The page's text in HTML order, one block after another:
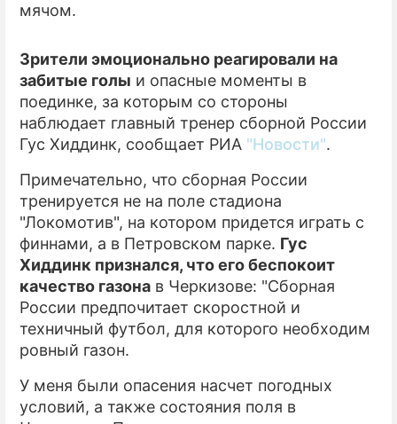
мячом.
Зрители эмоционально реагировали на
забитые голы и опасные моменты в
поединке, за которым со стороны
наблюдает главный тренер сборной России
Гус Хиддинк, сообщает РИА "Новости".
Примечательно, что сборная России
тренируется не на поле стадиона
"Локомотив", на котором придется играть с
финнами, а в Петровском парке. Гус
Хиддинк признался, что его беспокоит
качество газона в Черкизове: "Сборная
России предпочитает скоростной и
техничный футбол, для которого необходим
ровный газон.
У меня были опасения насчет погодных
условий, а также состояния поля в